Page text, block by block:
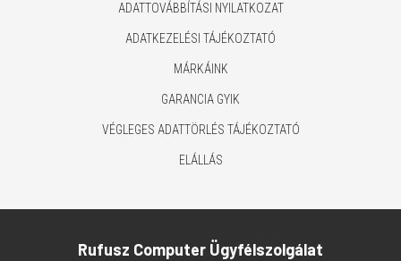
ADATTOVÁBBÍTÁSI NYILATKOZAT
ADATKEZELÉSI TÁJÉKOZTATÓ
MÁRKÁINK
GARANCIA GYIK
VÉGLEGES ADATTÖRLÉS TÁJÉKOZTATÓ
ELÁLLÁS
Rufusz Computer Ügyfélszolgálat